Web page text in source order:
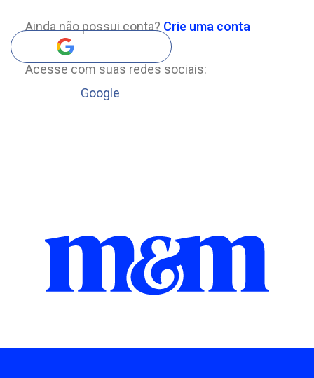
Ainda não possui conta? Crie uma conta
Acesse com suas redes sociais:
Google